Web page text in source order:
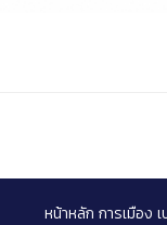
หน้าหลัก การเมือง